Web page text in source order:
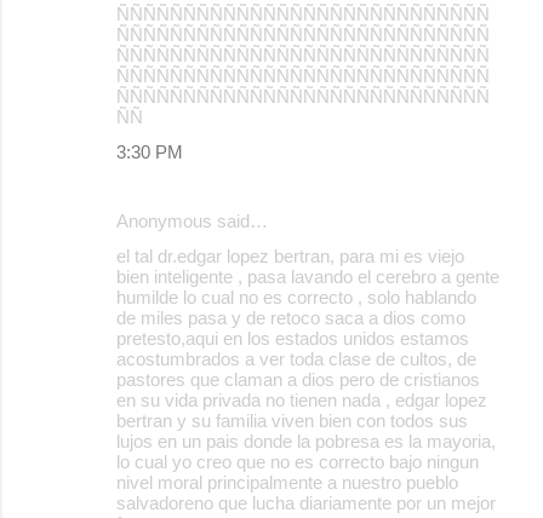
ÑÑÑÑÑÑÑÑÑÑÑÑÑÑÑÑÑÑÑÑÑÑÑÑÑÑÑÑ
ÑÑÑÑÑÑÑÑÑÑÑÑÑÑÑÑÑÑÑÑÑÑÑÑÑÑÑÑ
ÑÑÑÑÑÑÑÑÑÑÑÑÑÑÑÑÑÑÑÑÑÑÑÑÑÑÑÑ
ÑÑÑÑÑÑÑÑÑÑÑÑÑÑÑÑÑÑÑÑÑÑÑÑÑÑÑÑ
ÑÑÑÑÑÑÑÑÑÑÑÑÑÑÑÑÑÑÑÑÑÑÑÑÑÑÑÑ
ÑÑ
3:30 PM
Anonymous said…
el tal dr.edgar lopez bertran, para mi es viejo
bien inteligente , pasa lavando el cerebro a gente
humilde lo cual no es correcto , solo hablando
de miles pasa y de retoco saca a dios como
pretesto,aqui en los estados unidos estamos
acostumbrados a ver toda clase de cultos, de
pastores que claman a dios pero de cristianos
en su vida privada no tienen nada , edgar lopez
bertran y su familia viven bien con todos sus
lujos en un pais donde la pobresa es la mayoria,
lo cual yo creo que no es correcto bajo ningun
nivel moral principalmente a nuestro pueblo
salvadoreno que lucha diariamente por un mejor